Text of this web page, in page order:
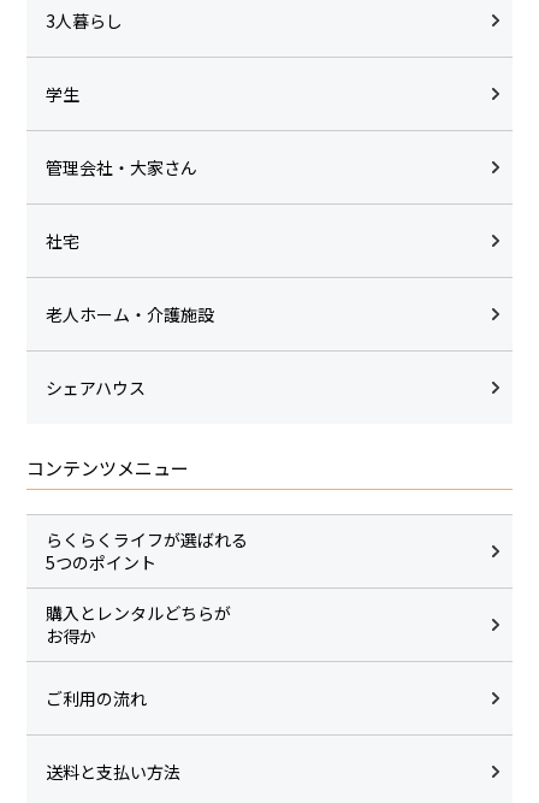
3人暮らし
学生
管理会社・大家さん
社宅
老人ホーム・介護施設
シェアハウス
コンテンツメニュー
らくらくライフが選ばれる
5つのポイント
購入とレンタルどちらが
お得か
ご利用の流れ
送料と支払い方法